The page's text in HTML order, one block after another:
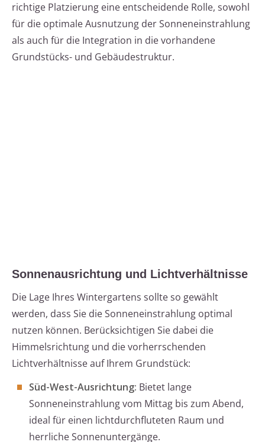
richtige Platzierung eine entscheidende Rolle, sowohl
für die optimale Ausnutzung der Sonneneinstrahlung
als auch für die Integration in die vorhandene
Grundstücks- und Gebäudestruktur.
Sonnenausrichtung und Lichtverhältnisse
Die Lage Ihres Wintergartens sollte so gewählt
werden, dass Sie die Sonneneinstrahlung optimal
nutzen können. Berücksichtigen Sie dabei die
Himmelsrichtung und die vorherrschenden
Lichtverhältnisse auf Ihrem Grundstück:
Süd-West-Ausrichtung: Bietet lange
Sonneneinstrahlung vom Mittag bis zum Abend,
ideal für einen lichtdurchfluteten Raum und
herrliche Sonnenuntergänge.